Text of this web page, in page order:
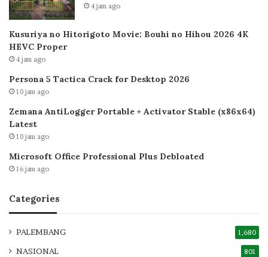
4 jam ago
Kusuriya no Hitorigoto Movie: Bouhi no Hihou 2026 4K
HEVC Proper
4 jam ago
Persona 5 Tactica Crack for Desktop 2026
10 jam ago
Zemana AntiLogger Portable + Activator Stable (x86x64)
Latest
10 jam ago
Microsoft Office Professional Plus Debloated
16 jam ago
Categories
PALEMBANG 1,680
NASIONAL 801